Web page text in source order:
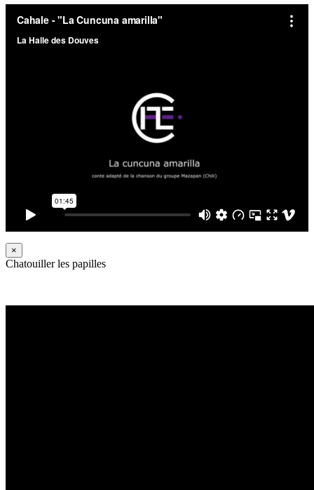
×
Chatouiller les papilles